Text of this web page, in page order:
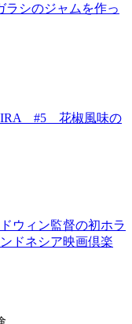
ラシのジャムを作っ
#5 花椒風味の
ウィン監督の初ホラ
ドネシア映画倶楽